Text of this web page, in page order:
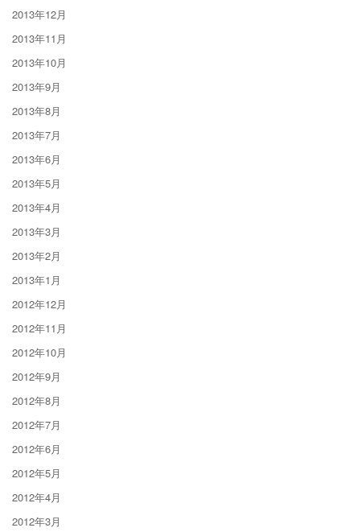
2013年12月
2013年11月
2013年10月
2013年9月
2013年8月
2013年7月
2013年6月
2013年5月
2013年4月
2013年3月
2013年2月
2013年1月
2012年12月
2012年11月
2012年10月
2012年9月
2012年8月
2012年7月
2012年6月
2012年5月
2012年4月
2012年3月